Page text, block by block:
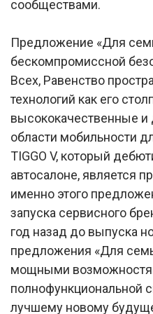
сообществами.
Предложение «Для
бескомпромиссной
Всех, Равенство
технологий как его
высококачественные
области мобильности
TIGGO V, который
автосалоне, является
именно этого
запуска сервисного
год назад до выпуска
предложения «Для
мощными
полнофункциональной
лучшему новому